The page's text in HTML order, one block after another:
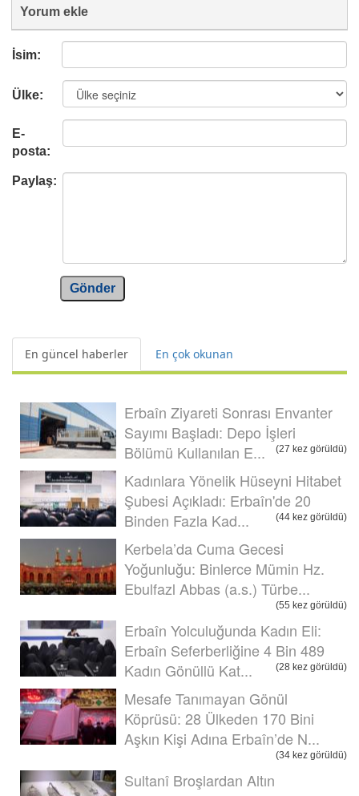
Yorum ekle
İsim:
Ülke:
E-
posta:
Paylaş:
Gönder
En güncel haberler En çok okunan
Erbaîn Ziyareti Sonrası Envanter
Sayımı Başladı: Depo İşleri
Bölümü Kullanılan E...
(27 kez görüldü)
Kadınlara Yönelik Hüseyni Hitabet
Şubesi Açıkladı: Erbaîn'de 20
Binden Fazla Kad...
(44 kez görüldü)
Kerbela’da Cuma Gecesi
Yoğunluğu: Binlerce Mümin Hz.
Ebulfazl Abbas (a.s.) Türbe...
(55 kez görüldü)
Erbaîn Yolculuğunda Kadın Eli:
Erbaîn Seferberliğine 4 Bin 489
Kadın Gönüllü Kat...
(28 kez görüldü)
Mesafe Tanımayan Gönül
Köprüsü: 28 Ülkeden 170 Bini
Aşkın Kişi Adına Erbaîn’de N...
(34 kez görüldü)
Sultanî Broşlardan Altın